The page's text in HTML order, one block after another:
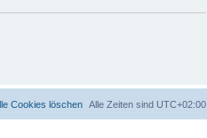
Alle Zeiten sind UTC+02:00
Cookies löschen